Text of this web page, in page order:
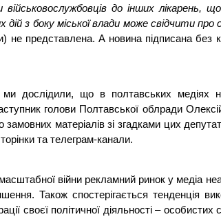
до інших лікарень,
з боку міської влади може свідчити про
не представлена. А новина підписана без
ми дослідили, що в полтавських медіях
голови Полтавської облради
матеріалів зі згадками цих
та телеграм-канали.
війни рекламний ринок у медіа
Також спостерігається тенденція
своєї політичної діяльності – особистих